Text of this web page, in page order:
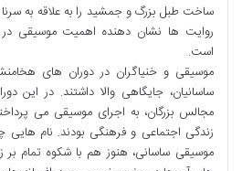
ساخت طبل بزرگ و جمشید را به علاقه به
روایت ها نشان دهنده اهمیت موسیقی
است.
موسیقی و خنیاگران در دوران های
ساسانیان، جایگاهی والا داشتند. در این
مجالس بزرگان، به اجرای موسیقی می
زندگی اجتماعی و فرهنگی بودند. نام هایی
موسیقی ساسانی، هنوز هم با شکوه تمام